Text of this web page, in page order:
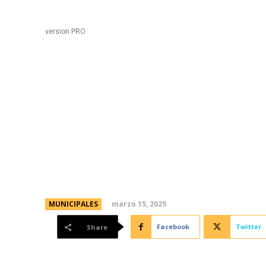
version PRO
MUNICIPALES marzo 15, 2025
Share Facebook Twitter